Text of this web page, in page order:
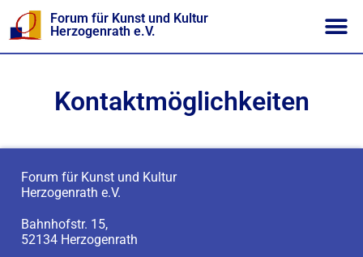
Forum für Kunst und Kultur
Herzogenrath e.V.
Kontaktmöglichkeiten
Forum für Kunst und Kultur
Herzogenrath e.V.
Bahnhofstr. 15,
52134 Herzogenrath